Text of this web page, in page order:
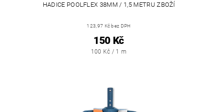
HADICE POOLFLEX 38MM / 1,5 METRU ZBOŽÍ
123,97 Kč bez DPH
150 Kč
100 Kč / 1 m